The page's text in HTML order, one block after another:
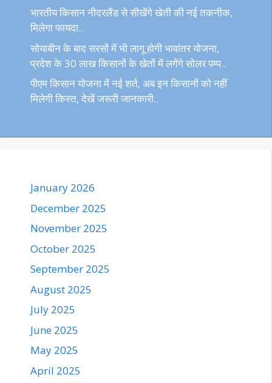
भारतीय किसान नीदरलैंड से सीखेंगे खेती की नई तकनीक,
मिलेगा फायदा..
सोयाबीन के बाद सरसों में भी लागू होगी भावांतर योजना,
प्रदेश के 30 लाख किसानों के खेतों में लगेंगे सोलर पम्प..
पीएम किसान योजना में नई शर्त, अब इन किसानों को नहीं
मिलेगी किस्त, देखें जरूरी जानकारी..
January 2026
December 2025
November 2025
October 2025
September 2025
August 2025
July 2025
June 2025
May 2025
April 2025